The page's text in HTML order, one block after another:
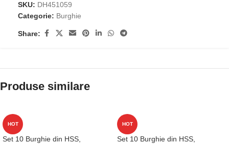
SKU: DH451059
Categorie: Burghie
Share:
Produse similare
HOT
Set 10 Burghie din HSS,
HOT
Set 10 Burghie din HSS,